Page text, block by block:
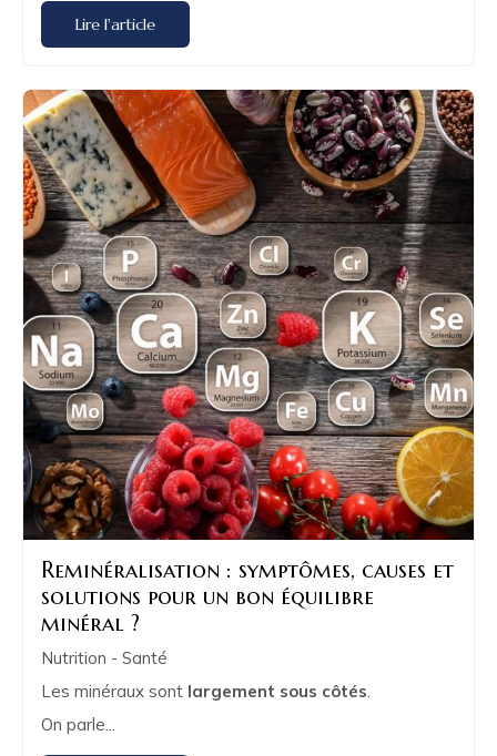
Lire l'article
Reminéralisation : symptômes, causes et
solutions pour un bon équilibre
minéral ?
Nutrition - Santé
Les minéraux sont largement sous côtés.
On parle...